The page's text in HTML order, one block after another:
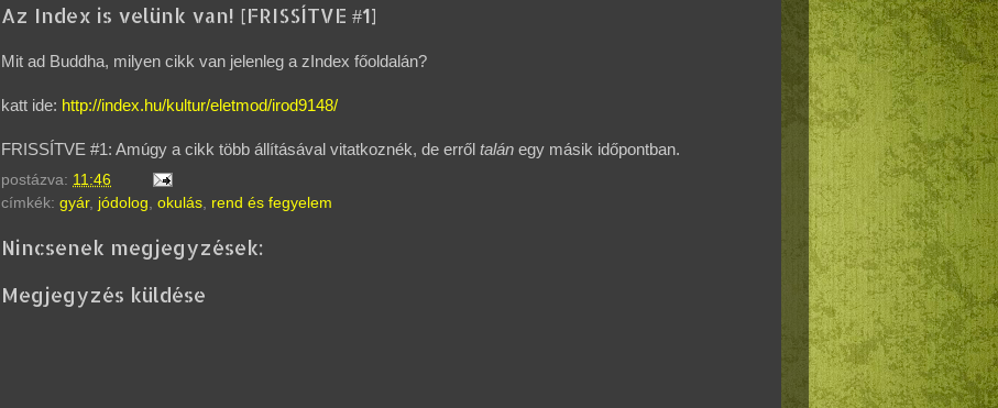
Az Index is velünk van! [FRISSÍTVE #1]
Mit ad Buddha, milyen cikk van jelenleg a zIndex főoldalán?
katt ide: http://index.hu/kultur/eletmod/irod9148/
FRISSÍTVE #1: Amúgy a cikk több állításával vitatkoznék, de erről talán egy másik időpontban.
postázva: 11:46
címkék: gyár, jódolog okulás rend és fegyelem
Nincsenek megjegyzések:
Megjegyzés küldése